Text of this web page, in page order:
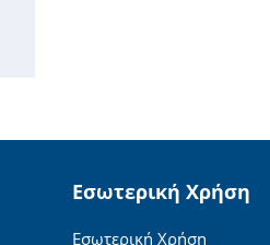
Εσωτερική Χρήση
Εσωτερική Χρήση